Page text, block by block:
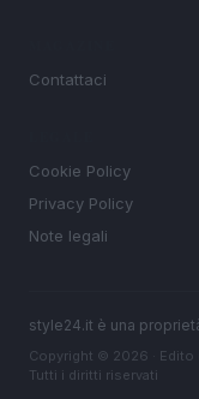
Contattaci
Cookie Policy
Privacy Policy
Note legali
style24.it è una
Copyright © 2026 · Edito
Tutti i diritti riservati